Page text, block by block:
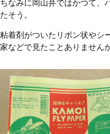
ちなみに岡山弁ではかつて、
たそう。
粘着剤がついたリボン状やシ
家などで見たことありません